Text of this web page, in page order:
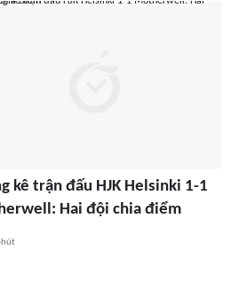
kê trận đấu HJK Helsinki 1-1
Hai đội chia điểm